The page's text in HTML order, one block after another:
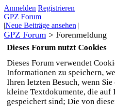
Anmelden Registrieren
GPZ Forum
|Neue Beiträge ansehen |
GPZ Forum > Forenmeldung
Dieses Forum nutzt Cookies
Dieses Forum verwendet
Informationen zu speichern,
Ihren letzten Besuch, wenn
kleine Textdokumente, die auf
gespeichert sind; Die von